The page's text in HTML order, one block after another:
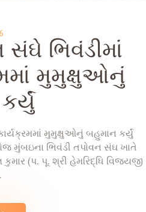
સંઘે ભિવંડીમાં
મુમુક્ષુઓનું
મુમુક્ષુઓનું બહુમાન કર્યું
મુંબઇના ભિવંડી તપોવન સંઘ ખાતે
કુમાર (પ. પૂ. શ્રી હેમરિદ્ધિ વિજયજી